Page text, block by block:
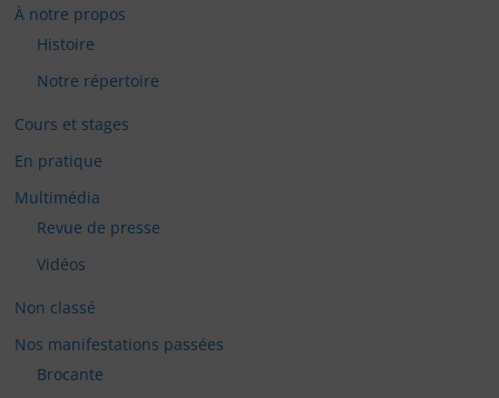
À notre propos
Histoire
Notre répertoire
Cours et stages
En pratique
Multimédia
Revue de presse
Vidéos
Non classé
Nos manifestations passées
Brocante